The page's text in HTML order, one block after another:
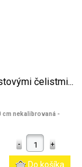
čelistmi...
cm nekalibrovaná -